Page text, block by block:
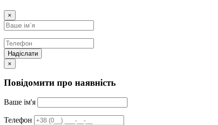
×
Надіслати
×
Повідомити про наявність
Ваше ім'я
Телефон